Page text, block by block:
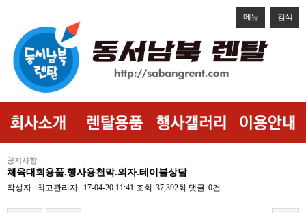
메뉴 검색
공지사항
체육대회용품.행사용천막.의자.테이블상담
작성자 최고관리자 17-04-20 11:41 조회 37,392회 댓글 0건